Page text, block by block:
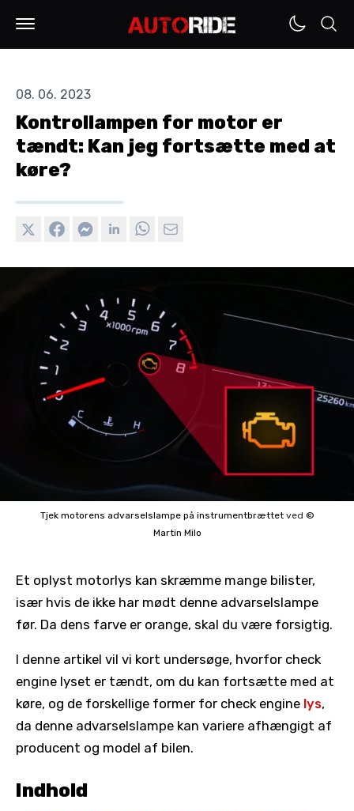
08. 06. 2023
Kontrollampen for motor er
tændt: Kan jeg fortsætte med at
køre?
Tjek motorens advarselslampe på instrumentbrættet ved ©
Martin Milo
Et oplyst motorlys kan skræmme mange bilister,
især hvis de ikke har mødt denne advarselslampe
før. Da dens farve er orange, skal du være forsigtig.
I denne artikel vil vi kort undersøge, hvorfor check
engine lyset er tændt, om du kan fortsætte med at
køre, og de forskellige former for check engine lys,
da denne advarselslampe kan variere afhængigt af
producent og model af bilen.
Indhold